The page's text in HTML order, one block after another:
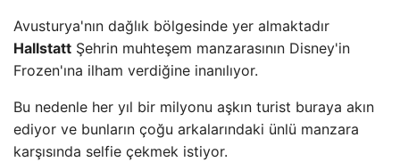
Avusturya'nın dağlık bölgesinde yer almaktadır
Hallstatt Şehrin muhteşem manzarasının Disney'in
Frozen'ına ilham verdiğine inanılıyor.
Bu nedenle her yıl bir milyonu aşkın turist buraya akın
ediyor ve bunların çoğu arkalarındaki ünlü manzara
karşısında selfie çekmek istiyor.